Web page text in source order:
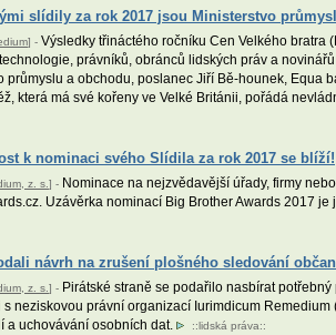
slídily za rok 2017 jsou Ministerstvo
] - Výsledky třináctého ročníku Cen Velkého bratra
právníků, obránců lidských práv a
průmyslu a obchodu, poslanec Jiří Bě-hounek,
která má své kořeny ve Velké Británii, pořádá
k nominaci svého Slídila za rok 2017 se blíží!
z. s.] - Nominace na nejzvědavější úřady, firmy
Uzávěrka nominací Big Brother Awards 2017 je
návrh na zrušení plošného sledování
z. s.] - Pirátské straně se podařilo nasbírat
neziskovou právní organizací Iurimdicum
a uchovávání osobních dat.
:: lidská práva::